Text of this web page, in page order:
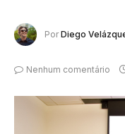
Por Diego
Nenhum comentário